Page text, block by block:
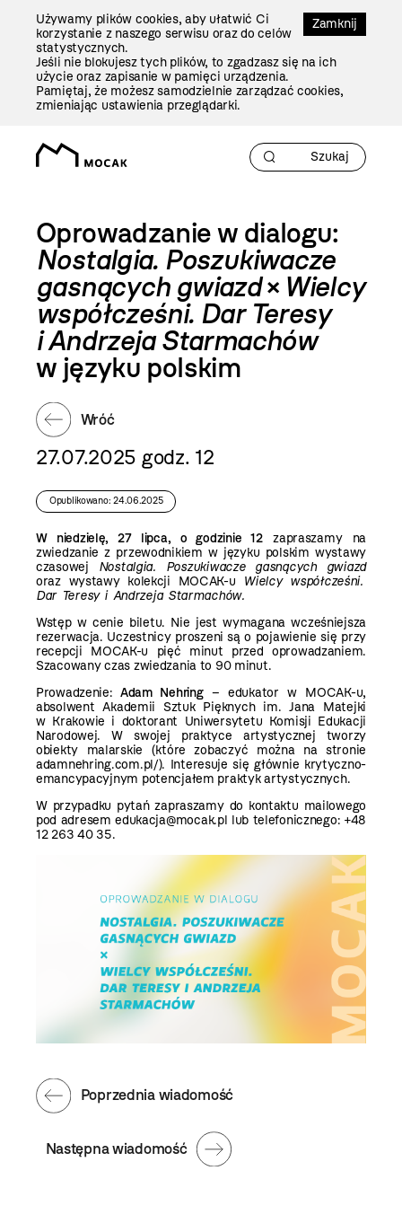
Zamknij
Używamy plików cookies, aby ułatwić Ci
korzystanie z naszego serwisu oraz do celów
statystycznych.
Jeśli nie blokujesz tych plików, to zgadzasz się na ich
użycie oraz zapisanie w pamięci urządzenia.
Pamiętaj, że możesz samodzielnie zarządzać cookies,
zmieniając ustawienia przeglądarki.
Oprowadzanie w dialogu:
Nostalgia. Poszukiwacze
gasnących gwiazd× Wielcy
współcześni. Dar Teresy
i Andrzeja Starmachów
w języku polskim
Wróć
27.07.2025 godz. 12
Opublikowano: 24.06.2025
W niedzielę, 27 lipca, o godzinie 12zapraszamy na
zwiedzanie z przewodnikiem w języku polskim wystawy
czasowej Nostalgia. Poszukiwacze gasnących gwiazd
oraz wystawy kolekcji MOCAK-u
Wielcy współcześni.
Dar Teresy i Andrzeja Starmachów.
Wstęp w cenie biletu. Nie jest wymagana wcześniejsza
rezerwacja. Uczestnicy proszeni są o pojawienie się przy
recepcji MOCAK-u pięć minut przed oprowadzaniem.
Szacowany czas zwiedzania to 90 minut.
Prowadzenie: Adam Nehring– edukator w MOCAK-u,
absolwent Akademii Sztuk Pięknych im. Jana Matejki
w Krakowie i doktorant Uniwersytetu Komisji Edukacji
Narodowej. W swojej praktyce artystycznej tworzy
obiekty malarskie (które zobaczyć można na stronie
adamnehring.com.pl/). Interesuje się głównie krytyczno-
emancypacyjnym potencjałem praktyk artystycznych.
W przypadku pytań zapraszamy do kontaktu mailowego
pod adresem edukacja@mocak.pl lub telefonicznego: +48
12 263 40 35.
Następna wiadomość
Poprzednia wiadomość